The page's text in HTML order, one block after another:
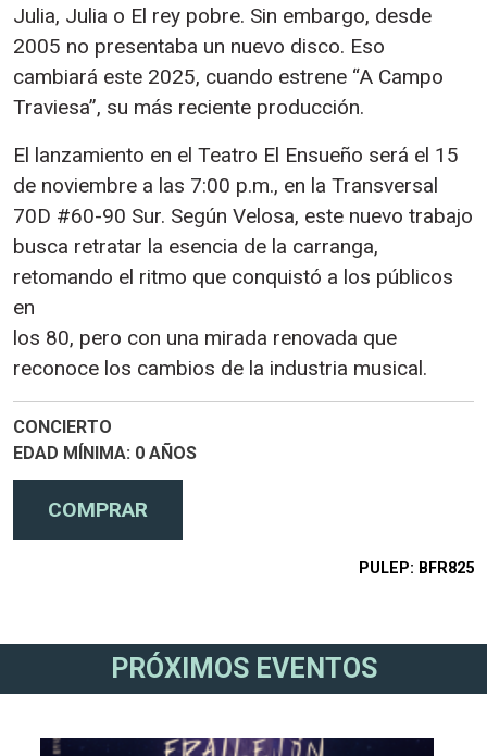
Julia, Julia o El rey pobre. Sin embargo, desde
2005 no presentaba un nuevo disco. Eso
cambiará este 2025, cuando estrene “A Campo
Traviesa”, su más reciente producción.
El lanzamiento en el Teatro El Ensueño será el 15
de noviembre a las 7:00 p.m., en la Transversal
70D #60-90 Sur. Según Velosa, este nuevo trabajo
busca retratar la esencia de la carranga,
retomando el ritmo que conquistó a los públicos
en
los 80, pero con una mirada renovada que
reconoce los cambios de la industria musical.
CONCIERTO
EDAD MÍNIMA 0 AÑOS
PULEP BFR825
PRÓXIMOS EVENTOS